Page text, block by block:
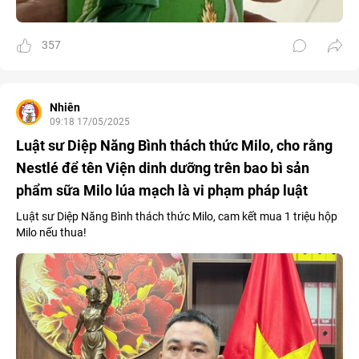
357
Nhiên
09:18 17/05/2025
Luật sư Diệp Năng Bình thách thức Milo, cho rằng
Nestlé để tên Viện dinh dưỡng trên bao bì sản
phẩm sữa Milo lúa mạch là vi phạm pháp luật
Luật sư Diệp Năng Bình thách thức Milo, cam kết mua 1 triệu hộp
Milo nếu thua!